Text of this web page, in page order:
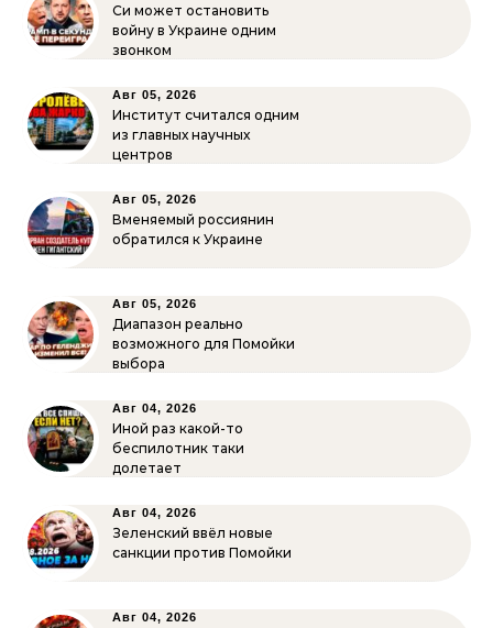
Си может остановить
войну в Украине одним
звонком
Авг 05, 2026
Институт считался одним
из главных научных
центров
Авг 05, 2026
Вменяемый россиянин
обратился к Украине
Авг 05, 2026
Диапазон реально
возможного для Помойки
выбора
Авг 04, 2026
Иной раз какой-то
беспилотник таки
долетает
Авг 04, 2026
Зеленский ввёл новые
санкции против Помойки
Авг 04, 2026